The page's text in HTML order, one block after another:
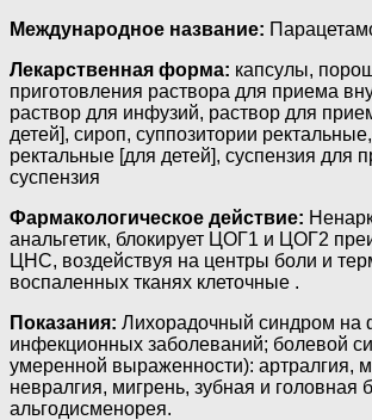
Международное название:
Лекарственная форма: капсулы,
приготовления раствора для приема
раствор для инфузий, раствор для
детей], сироп, суппозитории
ректальные [для детей], суспензия для
суспензия
Фармакологическое действие:
анальгетик, блокирует ЦОГ1 и ЦОГ2
ЦНС, воздействуя на центры боли и
воспаленных тканях клеточные .
Показания: Лихорадочный синдром на
инфекционных заболеваний; болевой
умеренной выраженности): артралгия,
невралгия, мигрень, зубная и головная
альгодисменорея.